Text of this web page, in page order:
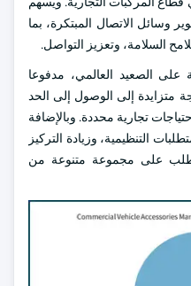
وسائل الاتصال المبتكرة، بما
السلامة، وتعزيز التواصل.
الصعيد العالمي، مدفوعا
متزايدة إلى الوصول إلى الحد
تجارية محددة. وبالإضافة
التنظيمية، وزيادة التركيز
على مجموعة متنوعة من